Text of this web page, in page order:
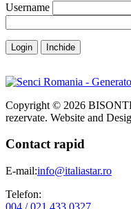
Username
Login Inchide
Copyright © 2026
rezervate. Website and
Contact rapid
E-mail:info@italiastar.ro
Telefon:
004 / 021 433 0327